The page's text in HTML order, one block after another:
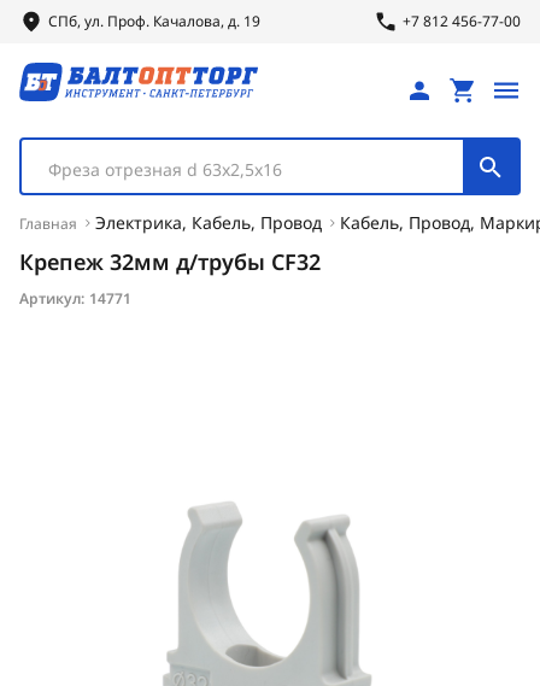
СПб, ул. Проф. Качалова, д. 19 +7 812 456-77-00
Фреза отрезная d 63х2,5х16
Главная Электрика, Кабель, Провод Кабель, Провод,
Крепеж 32мм д/трубы CF32
Артикул: 14771